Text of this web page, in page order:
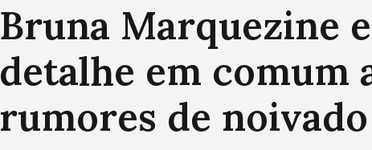
Bruna Marquezine
detalhe em comum
rumores de noivado